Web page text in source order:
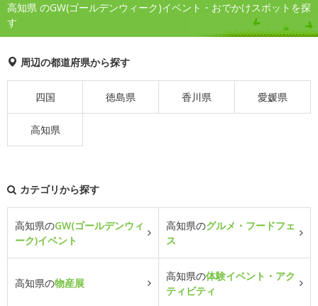
高知県 のGW(ゴールデンウィーク)イベント・おでかけスポットを探
す
周辺の都道府県から探す
四国 徳島県 香川県 愛媛県
高知県
カテゴリから探す
高知県のGW(ゴールデンウィ
ーク)イベント
高知県のグルメ・フードフェ
ス
高知県の物産展
高知県の体験イベント・アク
ティビティ